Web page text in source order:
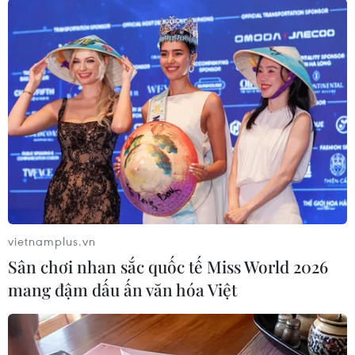
#G20 #Euro #Giao dịch
#Khủng hoảng nợ
#Suy thoái
Pháp
Theo dõi VietnamPlus
TIN CÙNG CHUYÊN MỤC
vietnamplus.vn
Sân chơi nhan sắc quốc tế Miss World 2026
mang đậm dấu ấn văn hóa Việt